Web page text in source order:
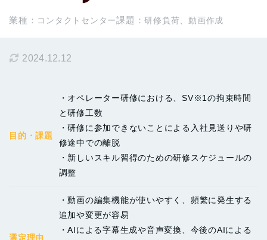
業種： コンタクトセンター課題：研修負荷 動画作成
2024.12.12
目的・課題
・オペレーター研修における、SV※1の拘束時間
と研修工数
・研修に参加できないことによる入社見送りや研
修途中での離脱
・新しいスキル習得のための研修スケジュールの
調整
選定理由
・動画の編集機能が使いやすく、頻繁に発生する
追加や変更が容易
・AIによる字幕生成や音声変換、今後のAIによる